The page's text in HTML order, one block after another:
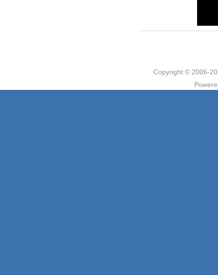
Copyright © 2006-